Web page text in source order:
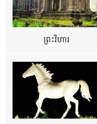
ព្រះវិហារ